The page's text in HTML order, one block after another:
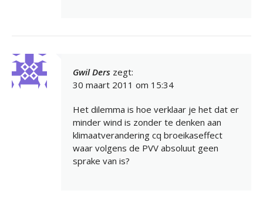
Gwil Ders zegt:
30 maart 2011 om 15:34
Het dilemma is hoe verklaar je het dat er
minder wind is zonder te denken aan
klimaatverandering cq broeikaseffect
waar volgens de PVV absoluut geen
sprake van is?